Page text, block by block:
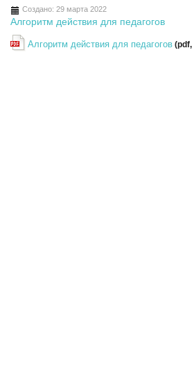
Создано: 29 марта 2022
Алгоритм действия для педагогов
Алгоритм действия для педагогов (pdf,